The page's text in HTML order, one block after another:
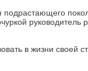
подрастающего
руководитель
в жизни своей